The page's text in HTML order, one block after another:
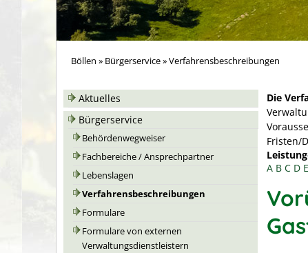
Böllen » Bürgerservice»Verfahrensbeschreibungen
Aktuelles
Bürgerservice
Behördenwegweiser
Fachbereiche / Ansprechpartner
Lebenslagen
Verfahrensbeschreibungen
Formulare
Formulare von externen
Verwaltungsdienstleistern
Die
Fristen/
A B C D E